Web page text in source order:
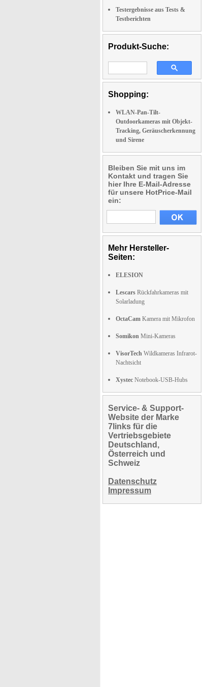
Testergebnisse aus Tests &
Testberichten
Produkt-Suche:
Shopping:
WLAN-Pan-Tilt-
Outdoorkameras mit Objekt-
Tracking, Geräuscherkennung
und Sirene
Bleiben Sie mit uns im
Kontakt und tragen Sie
hier Ihre E-Mail-Adresse
für unsere HotPrice-Mail
ein:
Mehr Hersteller-
Seiten:
ELESION
Lescars Rückfahrkameras mit
Solarladung
OctaCam Kamera mit Mikrofon
Somikon Mini-Kameras
VisorTech Wildkameras Infrarot-
Nachtsicht
Xystec Notebook-USB-Hubs
Service- & Support-
Website der Marke
7links für die
Vertriebsgebiete
Deutschland,
Österreich und
Schweiz
Datenschutz
Impressum